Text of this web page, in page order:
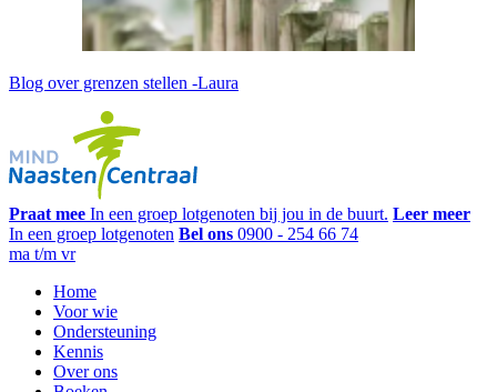
Blog over grenzen stellen -Laura
Praat mee In een groep lotgenoten bij jou in de buurt. Leer meer
In een groep lotgenoten Bel ons 0900 - 254 66 74
ma t/m vr
Home
Voor wie
Ondersteuning
Kennis
Over ons